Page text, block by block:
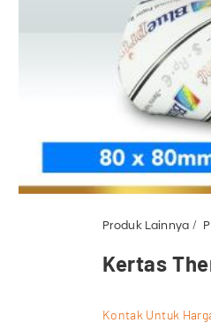
Produk Lainnya
Kertas
Kontak Untuk